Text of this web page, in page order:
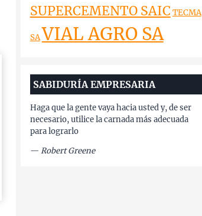
SUPERCEMENTO SAIC TECMA
SAVIAL AGRO SA
SABIDURÍA EMPRESARIA
Haga que la gente vaya hacia usted y, de ser
necesario, utilice la carnada más adecuada
para lograrlo
— Robert Greene